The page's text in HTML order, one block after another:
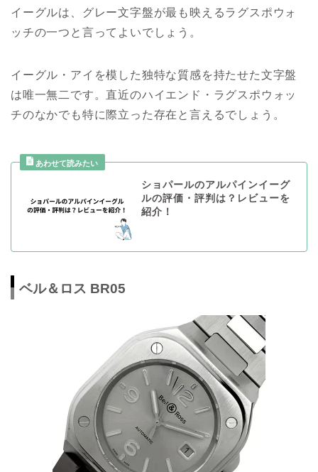
イーグルは、グレー文字盤が最も映えるラグスポウォ
ッチの一つと言ってよいでしょう。
イーグル・アイを模した独特な質感を持たせた文字盤
は唯一無二です。直近のハイエンド・ラグスポウォッ
チのなかでも特に際立った存在と言えるでしょう。
ショパールのアルパインイーグ
ルの評価・評判は？レビューを
紹介！
ベル＆ロス BR05